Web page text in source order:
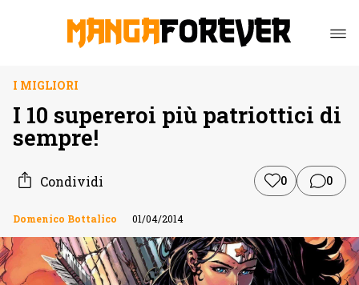
I MIGLIORI
I 10 supereroi più patriottici di
sempre!
Condividi 0 0
Domenico Bottalico 01/04/2014